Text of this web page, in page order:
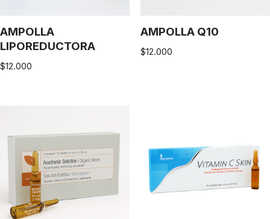
AMPOLLA
LIPOREDUCTORA
$12.000
AMPOLLA Q10
$12.000